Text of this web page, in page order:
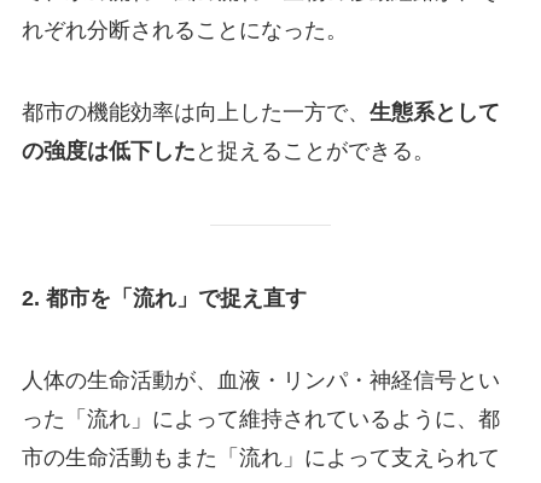
れぞれ分断されることになった。
都市の機能効率は向上した一方で、 生態系として
の強度は低下した と捉えることができる。
2. 都市を「流れ」で捉え直す
人体の生命活動が、血液・リンパ・神経信号とい
った「流れ」によって維持されているように、都
市の生命活動もまた「流れ」によって支えられて